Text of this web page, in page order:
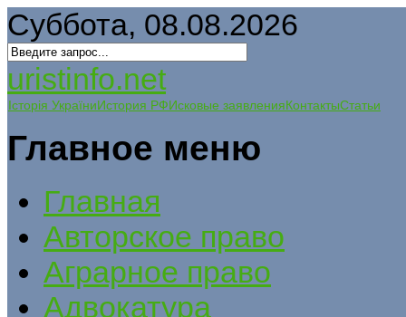
Суббота, 08.08.2026
uristinfo.net
Історія УкраїниИстория РФИсковые заявленияКонтактыСтатьи
Главное меню
Главная
Авторское право
Аграрное право
Адвокатура